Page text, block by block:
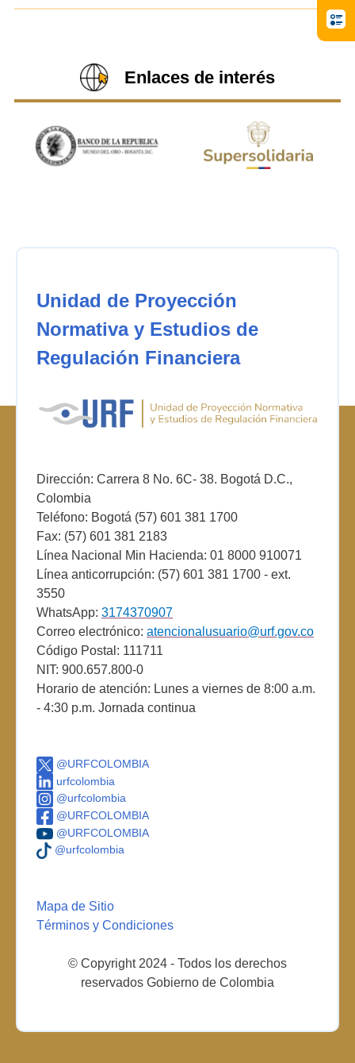
Enlaces de interés
Unidad de Proyección
Normativa y Estudios de
Regulación Financiera
Dirección: Carrera 8 No. 6C- 38. Bogotá D.C.,
Colombia
Teléfono: Bogotá (57) 601 381 1700
Fax: (57) 601 381 2183
Línea Nacional Min Hacienda: 01 8000 910071
Línea anticorrupción: (57) 601 381 1700 - ext.
3550
WhatsApp: 3174370907
Correo electrónico: atencionalusuario@urf.gov.co
Código Postal: 111711
NIT: 900.657.800-0
Horario de atención: Lunes a viernes de 8:00 a.m.
- 4:30 p.m. Jornada continua
@URFCOLOMBIA
urfcolombia
@urfcolombia
@URFCOLOMBIA
@URFCOLOMBIA
@urfcolombia
Mapa de Sitio
Términos y Condiciones
© Copyright 2024 - Todos los derechos
reservados Gobierno de Colombia